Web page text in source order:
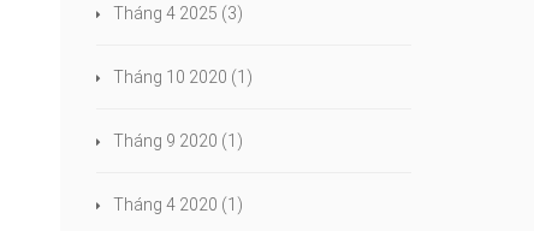
Tháng 4 2025 (3)
Tháng 10 2020 (1)
Tháng 9 2020 (1)
Tháng 4 2020 (1)